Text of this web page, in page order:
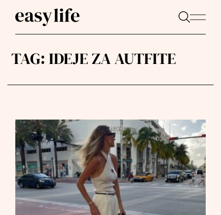
TAG: IDEJE ZA AUTFITE